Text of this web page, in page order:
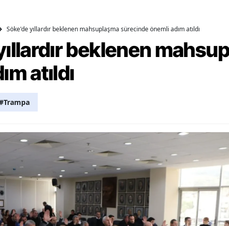
Karabük
Osmaniye
Söke'de yıllardır beklenen mahsuplaşma sürecinde önemli adım atıldı
beklenen
atıldı